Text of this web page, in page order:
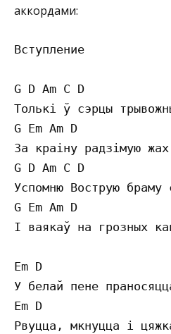
аккордами:
Вступление
G D Am C D
Толькi ў сэрцы
G Em Am D
За краiну радзiмую
G D Am C D
Успомню Вострую браму
G Em Am D
I ваякаў на грозных
Em D
У белай пене
Em D
Рвуцца, мкнуцца i